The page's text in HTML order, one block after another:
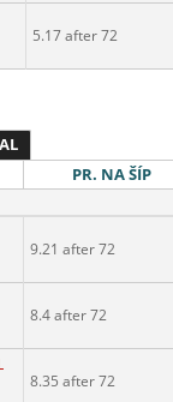
5.17 after 72
PR. NA ŠÍP
9.21 after 72
8.4 after 72
8.35 after 72